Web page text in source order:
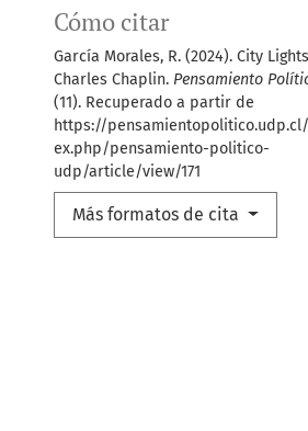
Cómo citar
García Morales, R. (2024). City
Charles Chaplin. Pensamiento
(11). Recuperado a partir de
https://
ex.php/pensamiento-politico-
udp/article/view/171
Más formatos de cita